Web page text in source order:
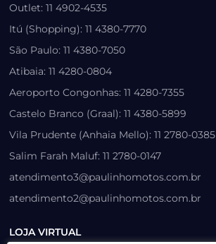
Outlet: 11 4902-4535
Itú (Shopping): 11 4380-7770
São Paulo: 11 4380-7050
Atibaia: 11 4280-0804
Aeroporto Congonhas: 11 4280-7355
Castelo Branco (Graal): 11 4380-5899
Vila Prudente (Anhaia Mello): 11 2780-0385
Salim Farah Maluf: 11 2780-0147
atendimento3@paulinhomotos.com.br
atendimento2@paulinhomotos.com.br
LOJA VIRTUAL